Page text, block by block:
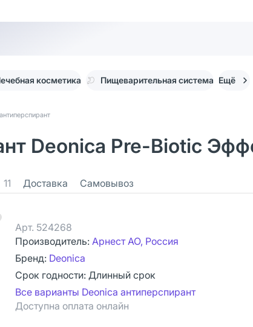
косметика Пищеварительная система Ещё
Deonica Pre-Biotic
11 Доставка Самовывоз
Арт. 524268
Производитель: Арнест АО, Россия
Бренд: Deonica
Срок годности: Длинный срок
Все варианты Deonica антиперспирант
Доступна оплата онлайн